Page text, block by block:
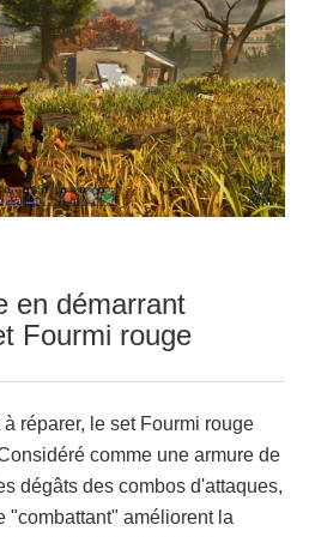
en démarrant
Fourmi rouge
réparer, le set Fourmi rouge
comme une armure de
dégâts des combos d'attaques,
"combattant" améliorent la